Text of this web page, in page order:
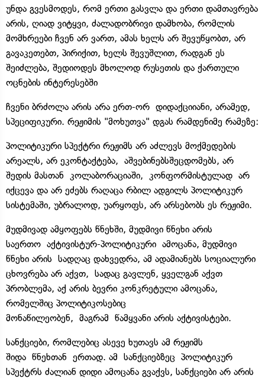
უნდა გვესმოდეს, რომ ერთი გასვლა და ერთი დამთავრება
არის, ღიად ვიტყვი, ძალადობრივი დამხობა, რომლის
მომხრეები ჩვენ არ ვართ, ამას ხელს არ შევუწყობთ, არ
გავაკეთებთ, პირიქით, ხელს შევუშლით, რადგან ეს
შეიძლება, შედიოდეს მხოლოდ რუსეთის და ქართული
ოცნების ინტერესებში
ჩვენი ბრძოლა არის არა ერთ-ორ დიდაქციიანი, არამედ,
სპეციფიკური. რეჟიმის "მოხუთვა" დგას რამდენიმე რამეზე:
პოლიტიკური სპექტრი რეჟიმს არ აძლევს მოქმედების
არეალს, არ ეკონტაქტება, აშვებინებსშეცდომებს, არ
შედის მასთან კოლაბორაციაში, კონფორმისტულად არ
იქცევა და არ ეძებს რაღაცა რბილ ადგილს პოლიტიკურ
სისტემაში, უბრალოდ, უარყოფს, არ არსებობს ეს რეჟიმი.
მუდმივად ამყოფებს წნეხში, მუდმივი წნეხი არის
საერთო აქტივისტურ-პოლიტიკური ამოცანა, მუდმივი
წნეხი არის სადღაც დახვედრა, ამ ადამიანებს სოციალური
ცხოვრება არ აქვთ, სადაც გავლენ, ყველგან აქვთ
პრობლემა, აქ არის ბევრი კონკრეტული ამოცანა,
რომელშიც პოლიტიკოსებიც
მონაწილეობენ, მაგრამ წამყვანი არის აქტივისტები.
სანქციები, რომლებიც ასევე ხუთავს ამ რეჟიმს
შიდა წნეხთან ერთად. ამ სანქციებზეც პოლიტიკურ
სპექტრს ძალიან დიდი ამოცანა გვაქვს, სანქციები არ არის